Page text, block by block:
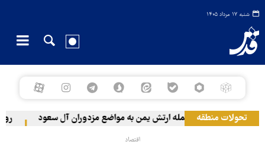
شنبه ۱۷ مرداد ۱۴۰۵
تحولات منطقهحمله ارتش یمن به مواضع مزدوران آل سعود رویترز: عربستان ۸۶
اقتصاد